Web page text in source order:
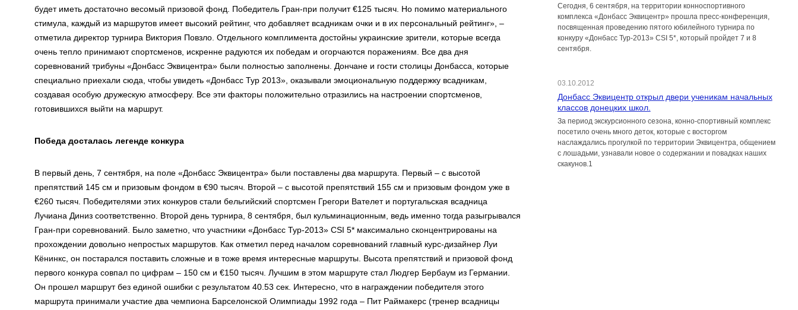
будет иметь достаточно весомый призовой фонд. Победитель Гран-при получит €125 тысяч. Но помимо материального
стимула, каждый из маршрутов имеет высокий рейтинг, что добавляет всадникам очки и в их персональный рейтинг», –
отметила директор турнира Виктория Повзло. Отдельного комплимента достойны украинские зрители, которые всегда
очень тепло принимают спортсменов, искренне радуются их победам и огорчаются поражениям. Все два дня
соревнований трибуны «Донбасс Эквицентра» были полностью заполнены. Дончане и гости столицы Донбасса, которые
специально приехали сюда, чтобы увидеть «Донбасс Тур 2013», оказывали эмоциональную поддержку всадникам,
создавая особую дружескую атмосферу. Все эти факторы положительно отразились на настроении спортсменов,
готовившихся выйти на маршрут.
Победа досталась легенде конкура
В первый день, 7 сентября, на поле «Донбасс Эквицентра» были поставлены два маршрута. Первый – с высотой
препятствий 145 см и призовым фондом в €90 тысяч. Второй – с высотой препятствий 155 см и призовым фондом уже в
€260 тысяч. Победителями этих конкуров стали бельгийский спортсмен Грегори Вателет и португальская всадница
Лучиана Диниз соответственно. Второй день турнира, 8 сентября, был кульминационным, ведь именно тогда разыгрывался
Гран-при соревнований. Было заметно, что участники «Донбасс Тур-2013» CSI 5* максимально сконцентрированы на
прохождении довольно непростых маршрутов. Как отметил перед началом соревнований главный курс-дизайнер Луи
Кёнинкс, он постарался поставить сложные и в тоже время интересные маршруты. Высота препятствий и призовой фонд
первого конкура совпал по цифрам – 150 см и €150 тысяч. Лучшим в этом маршруте стал Людгер Бербаум из Германии.
Он прошел маршрут без единой ошибки с результатом 40.53 сек. Интересно, что в награждении победителя этого
маршрута принимали участие два чемпиона Барселонской Олимпиады 1992 года – Пит Раймакерс (тренер всадницы
Сегодня, 6 сентября, на территории конноспортивного
комплекса «Донбасс Эквицентр» прошла пресс-конференция,
посвященная проведению пятого юбилейного турнира по
конкуру «Донбасс Тур-2013» CSI 5*, который пройдет 7 и 8
сентября.
03.10.2012
Донбасс Эквицентр открыл двери ученикам начальных
классов донецких школ.
За период экскурсионного сезона, конно-спортивный комплекс
посетило очень много деток, которые с восторгом
наслаждались прогулкой по территории Эквицентра, общением
с лошадьми, узнавали новое о содержании и повадках наших
скакунов.1